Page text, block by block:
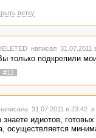
ветку
написал 31.07.2011
только подкрепили
#12
31.07.2011 в 23:42 в
знаете идиотов,
осуществляется